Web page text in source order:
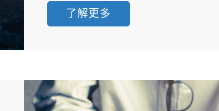
了解更多